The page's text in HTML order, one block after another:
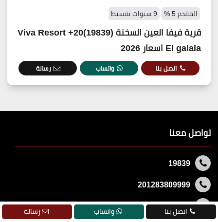
المقدم 5 % 9 سنوات تقسيط
قرية فيفا العين السخنة (19839)20+ Viva Resort
El galala اسعار 2026
اتصل بنا واتساب رسالة
تواصل معنا
19839
201283809999
201283809999
اتصل بنا واتساب رسالة